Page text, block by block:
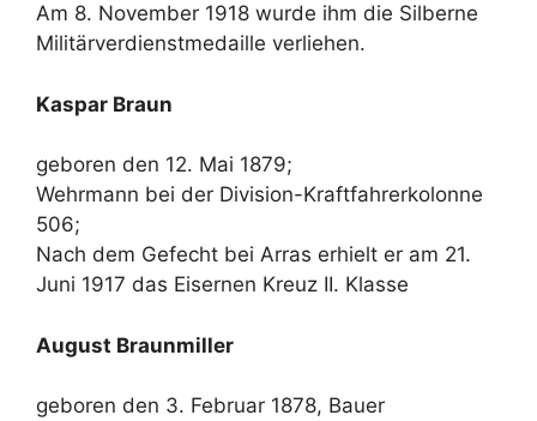
Am 8. November 1918 wurde ihm die Silberne
Militärverdienstmedaille verliehen.
Kaspar Braun
geboren den 12. Mai 1879;
Wehrmann bei der Division-Kraftfahrerkolonne
506;
Nach dem Gefecht bei Arras erhielt er am 21.
Juni 1917 das Eisernen Kreuz II. Klasse
August Braunmiller
geboren den 3. Februar 1878, Bauer